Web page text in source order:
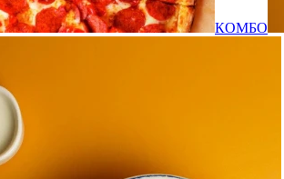
КОМБО